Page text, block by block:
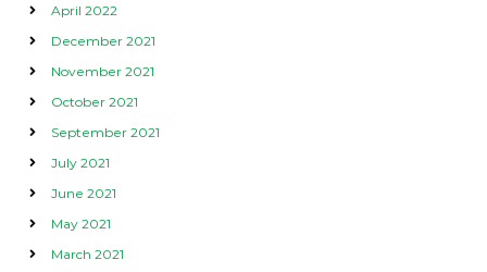
April 2022
December 2021
November 2021
October 2021
September 2021
July 2021
June 2021
May 2021
March 2021